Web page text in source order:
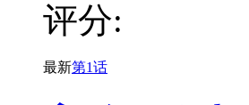
评分:
最新第1话